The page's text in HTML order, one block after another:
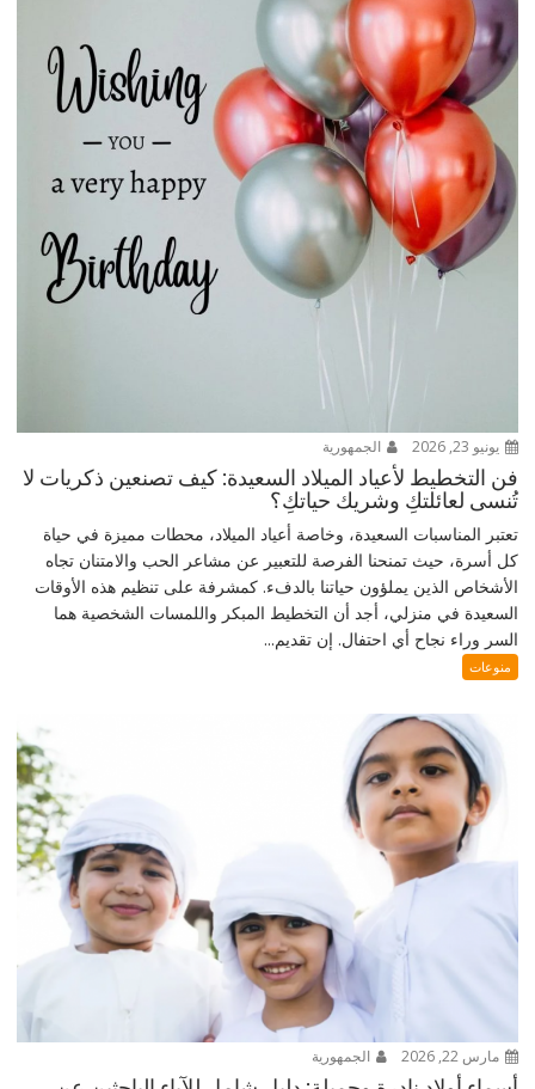
يونيو 23, 2026 الجمهورية
فن التخطيط لأعياد الميلاد السعيدة: كيف تصنعين ذكريات لا
تُنسى لعائلتكِ وشريك حياتكِ؟
تعتبر المناسبات السعيدة، وخاصة أعياد الميلاد، محطات مميزة في حياة
كل أسرة، حيث تمنحنا الفرصة للتعبير عن مشاعر الحب والامتنان تجاه
الأشخاص الذين يملؤون حياتنا بالدفء. كمشرفة على تنظيم هذه الأوقات
السعيدة في منزلي، أجد أن التخطيط المبكر واللمسات الشخصية هما
السر وراء نجاح أي احتفال. إن تقديم...
منوعات
مارس 22, 2026 الجمهورية